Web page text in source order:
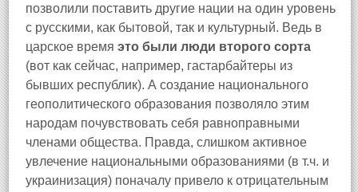
позволили поставить другие нации на один уровень
с русскими, как бытовой, так и культурный. Ведь в
царское время это были люди второго сорта
(вот как сейчас, например, гастарбайтеры из
бывших республик). А создание национального
геополитического образования позволяло этим
народам почувствовать себя равноправными
членами общества. Правда, слишком активное
увлечение национальными образованиями (в т.ч. и
украинизация) поначалу привело к отрицательным